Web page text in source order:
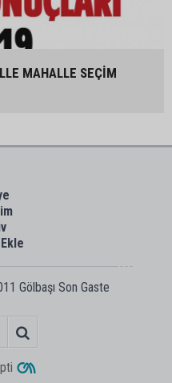
MAHALLE SEÇİM
Gölbaşı Son Gaste